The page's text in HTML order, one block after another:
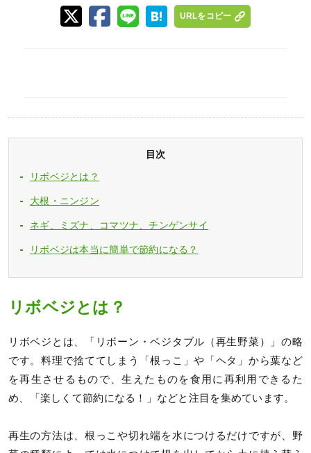
URLをコピー
目次
リボベジとは？
大根・ニンジン
ネギ、ミズナ、コマツナ、チンゲンサイ
リボベジは本当に簡単で節約になる？
リボベジとは？
リボベジとは、「リボーン・ベジタブル（再生野菜）」の略
です。料理で捨ててしまう「根っこ」や「ヘタ」から葉など
を再生させるもので、生えたものを食用に再利用できるた
め、「楽しくて節約になる！」などと注目を集めています。
再生の方法は、根っこや切れ端を水につけるだけですが、野